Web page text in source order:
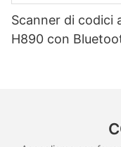
Scanner di codici
H890 con